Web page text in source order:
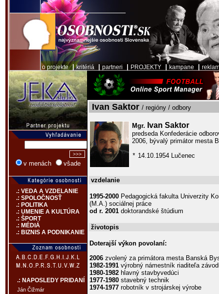
o projekte|kritériá partneri PROJEKTY kampane
v menách všade
.: VEDA A VZDELANIE
.: SPOLOČNOSŤ
.: POLITIKA
.: UMENIE A KULTÚRA
.: ŠPORT
.: MÉDIÁ
.: BIZNIS A PODNIKANIE
.: NAPOSLEDY PRIDANÍ
Ján Čižmár
Ivan Saktor / regióny / odbory
Mgr. Ivan Saktor
predseda Konfederácie
2006, bývalý primátor mesta
* 14.10.1954 Lučenec
vzdelanie
1995-2000 Pedagogická fakulta Univerzity
(M.A.) sociálnej práce
od r. 2001 doktorandské štúdium
životopis
Doterajší výkon povolaní:
2006 zvolený za primátora mesta Banská
1982-1991 výrobný námestník riaditeľa
1980-1982 hlavný stavbyvedúci
1977-1980 stavebný technik
1974-1977 robotník v strojárskej výrobe